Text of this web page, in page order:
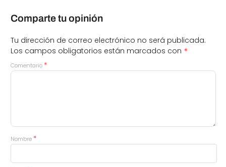
Comparte tu opinión
Tu dirección de correo electrónico no será publicada.
Los campos obligatorios están marcados con *
Comentario *
Nombre *